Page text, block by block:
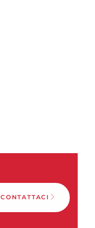
CONTATTACI